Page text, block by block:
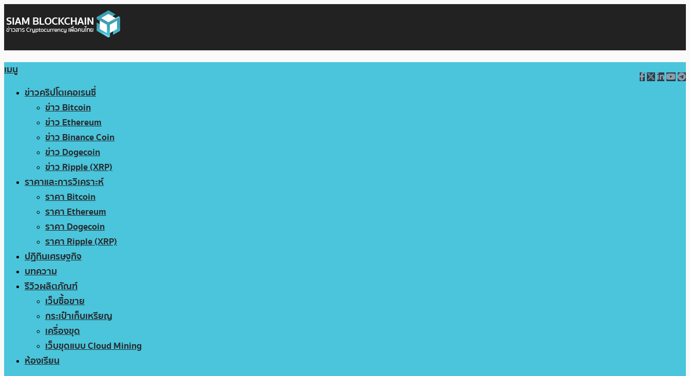
เมนู
ข่าวคริปโตเคอเรนซี่
ข่าว Bitcoin
ข่าว Ethereum
ข่าว Binance Coin
ข่าว Dogecoin
ข่าว Ripple (XRP)
ราคาและการวิเคราะห์
ราคา Bitcoin
ราคา Ethereum
ราคา Dogecoin
ราคา Ripple (XRP)
ปฏิทินเศรษฐกิจ
บทความ
รีวิวผลิตภัณฑ์
เว็บซื้อขาย
กระเป๋าเก็บเหรียญ
เครื่องขุด
เว็บขุดแบบ Cloud Mining
ห้องเรียน